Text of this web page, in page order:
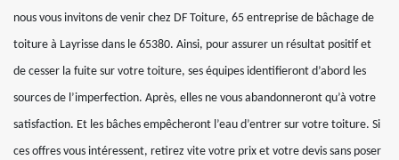
nous vous invitons de venir chez DF Toiture, 65 entreprise de bâchage de
toiture à Layrisse dans le 65380. Ainsi, pour assurer un résultat positif et
de cesser la fuite sur votre toiture, ses équipes identifieront d’abord les
sources de l’imperfection. Après, elles ne vous abandonneront qu’à votre
satisfaction. Et les bâches empêcheront l’eau d’entrer sur votre toiture. Si
ces offres vous intéressent, retirez vite votre prix et votre devis sans poser